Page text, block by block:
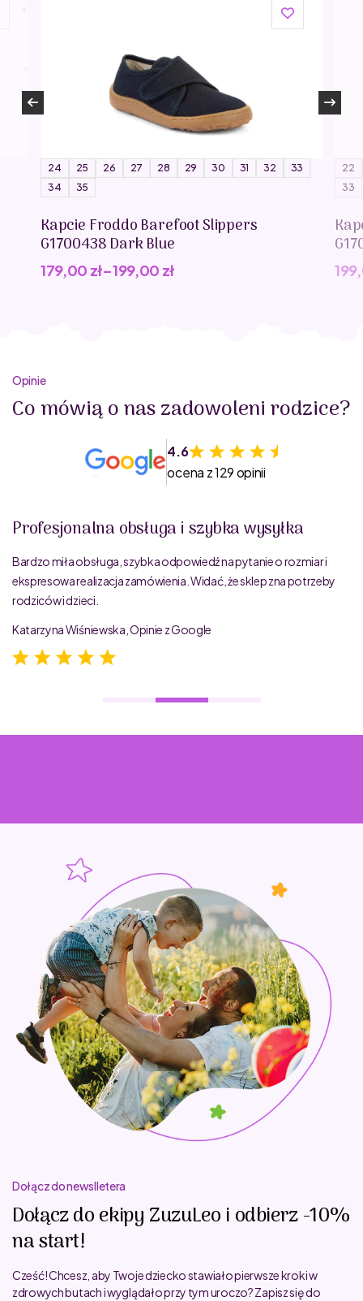
24 25 26 27 28 29 30 31 32
33
34
35
Kapcie Froddo Barefoot Slippers
G1700438 Dark Blue
179,00 zł–199,00 zł
22
33
Opinie
Co mówią o nas zadowoleni rodzice?
4.6
ocena z 129 opinii
Profesjonalna obsługa i szybka wysyłka
Bardzo miła obsługa, szybka odpowiedź na pytanie o rozmiar i
ekspresowa realizacja zamówienia. Widać, że sklep zna potrzeby
rodziców i dzieci.
Katarzyna Wiśniewska, Opinie z Google
Dołącz do newslletera
Dołącz do ekipy ZuzuLeo i odbierz -10%
na start!
Cześć! Chcesz, aby Twoje dziecko stawiało pierwsze kroki w
zdrowych butach i wyglądało przy tym uroczo? Zapisz się do